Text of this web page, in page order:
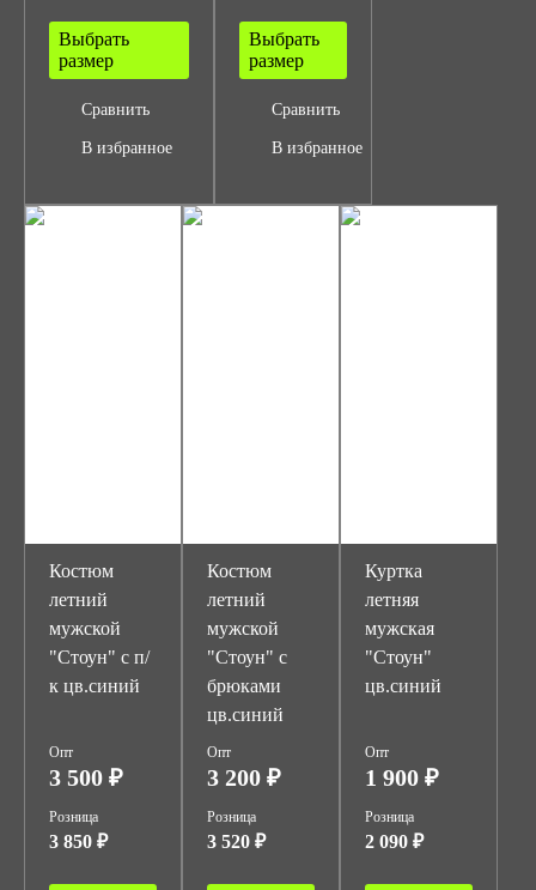
Выбрать
размер
Сравнить
В избранное
Выбрать
размер
Сравнить
В избранное
Костюм
летний
мужской
"Стоун" с п/
к цв.синий
Опт
3 500 ₽
Розница
3 850 ₽
Костюм
летний
мужской
"Стоун" с
брюками
цв.синий
Опт
3 200 ₽
Розница
3 520 ₽
Куртка
летняя
мужская
"Стоун"
цв.синий
Опт
1 900 ₽
Розница
2 090 ₽